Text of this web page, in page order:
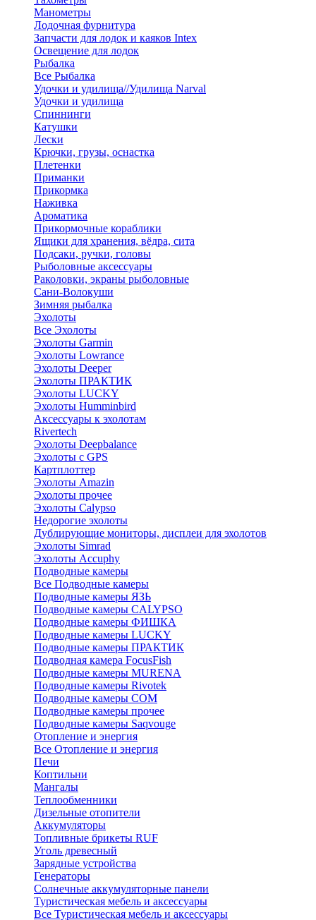
Манометры
Лодочная фурнитура
Запчасти для лодок и каяков Intex
Освещение для лодок
Рыбалка
Все Рыбалка
Удочки и удилища//Удилища Narval
Удочки и удилища
Спиннинги
Катушки
Лески
Крючки, грузы, оснастка
Плетенки
Приманки
Прикормка
Наживка
Ароматика
Прикормочные кораблики
Ящики для хранения, вёдра, сита
Подсаки, ручки, головы
Рыболовные аксессуары
Раколовки, экраны рыболовные
Сани-Волокуши
Зимняя рыбалка
Эхолоты
Все Эхолоты
Эхолоты Garmin
Эхолоты Lowrance
Эхолоты Deeper
Эхолоты ПРАКТИК
Эхолоты LUCKY
Эхолоты Humminbird
Аксессуары к эхолотам
Rivertech
Эхолоты Deepbalance
Эхолоты с GPS
Картплоттер
Эхолоты Amazin
Эхолоты прочее
Эхолоты Calypso
Недорогие эхолоты
Дублирующие мониторы, дисплеи для эхолотов
Эхолоты Simrad
Эхолоты Accuphy
Подводные камеры
Все Подводные камеры
Подводные камеры ЯЗЬ
Подводные камеры CALYPSO
Подводные камеры ФИШКА
Подводные камеры LUCKY
Подводные камеры ПРАКТИК
Подводная камера FocusFish
Подводные камеры MURENA
Подводные камеры Rivotek
Подводные камеры СОМ
Подводные камеры прочее
Подводные камеры Saqvouge
Отопление и энергия
Все Отопление и энергия
Печи
Коптильни
Мангалы
Теплообменники
Дизельные отопители
Аккумуляторы
Топливные брикеты RUF
Уголь древесный
Зарядные устройства
Генераторы
Солнечные аккумуляторные панели
Туристическая мебель и аксессуары
Все Туристическая мебель и аксессуары